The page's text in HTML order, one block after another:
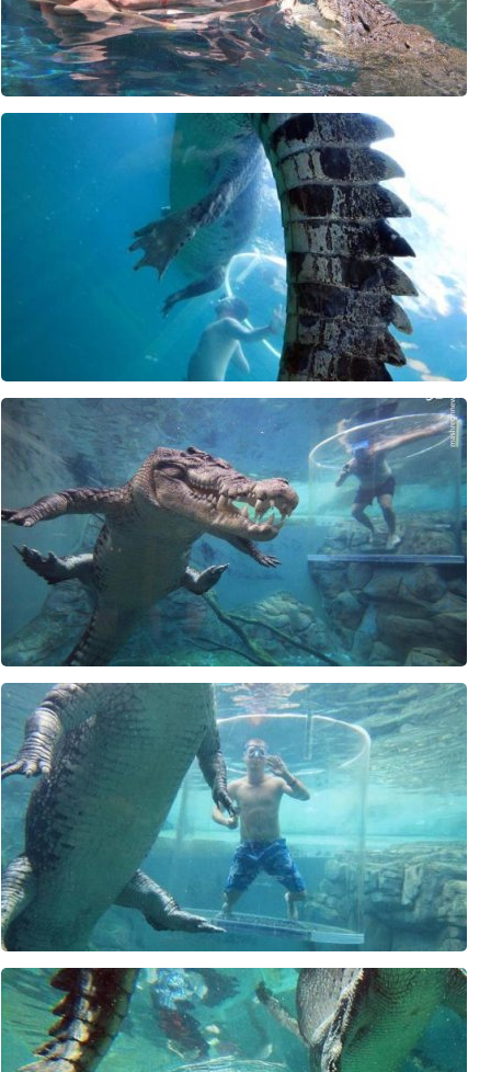
هشدار پکن به توکیو: با آتش بازی نکنید